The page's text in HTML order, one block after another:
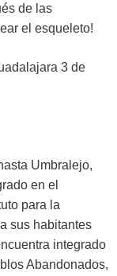
de las
el esqueleto!
3 de
Umbralejo,
en el
para la
sus habitantes
integrado
Abandonados,